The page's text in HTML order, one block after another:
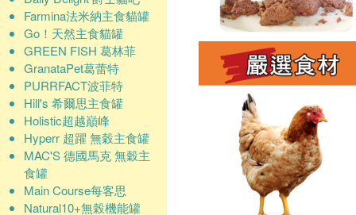
Farmina法米納主食貓罐
Go！天然主食貓罐
GREEN FISH 葛林菲
GranataPet葛蕾特
PURRFACT波菲特
Hill's 希爾思主食罐
Holistic超越巔峰
Hyperr 超躍 無穀主食罐
MAC'S 德國馬克 無穀主
食罐
Main Course每客思
Natural10+無榖機能罐